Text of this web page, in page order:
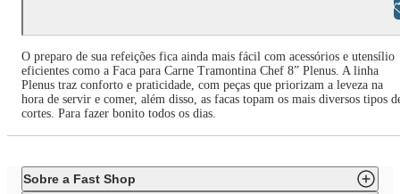
O preparo de sua refeições fica ainda mais fácil com acessórios e utensílio
eficientes como a Faca para Carne Tramontina Chef 8” Plenus. A linha
Plenus traz conforto e praticidade, com peças que priorizam a leveza na
hora de servir e comer, além disso, as facas topam os mais diversos tipos
cortes. Para fazer bonito todos os dias.
Sobre a Fast Shop